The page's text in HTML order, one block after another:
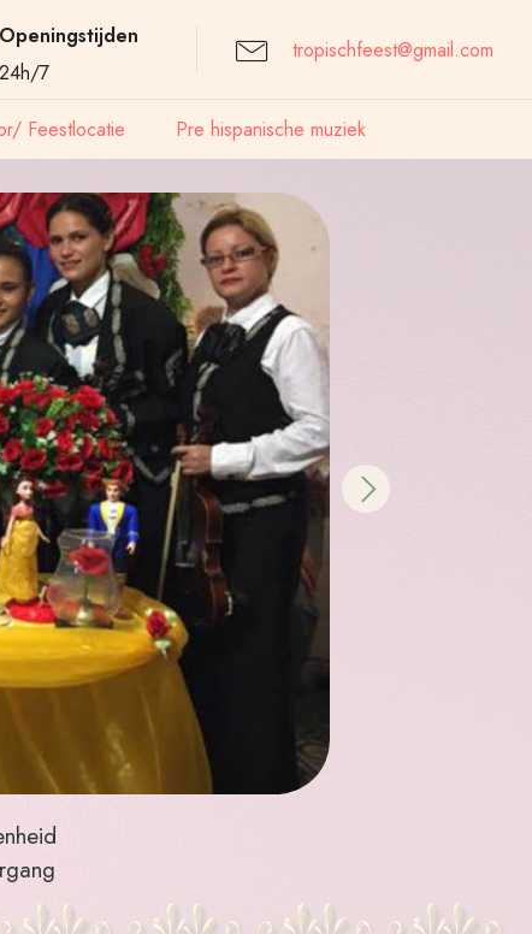
Openingstijden
24h/7
tropischfeest@gmail.com
Feestlocatie Pre hispanische muziek
Next